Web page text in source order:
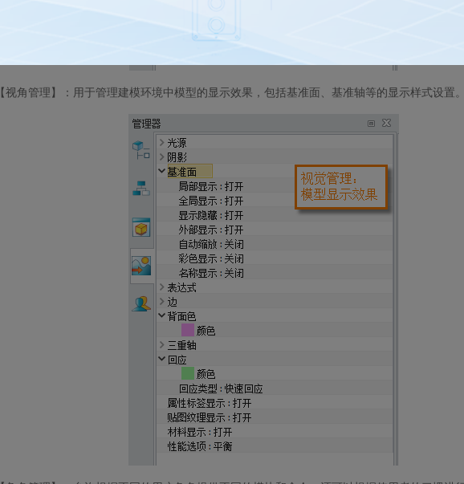
【视角管理】：用于管理建模环境中模型的显示效果，包括基准面、基准轴等的显示样式设置。